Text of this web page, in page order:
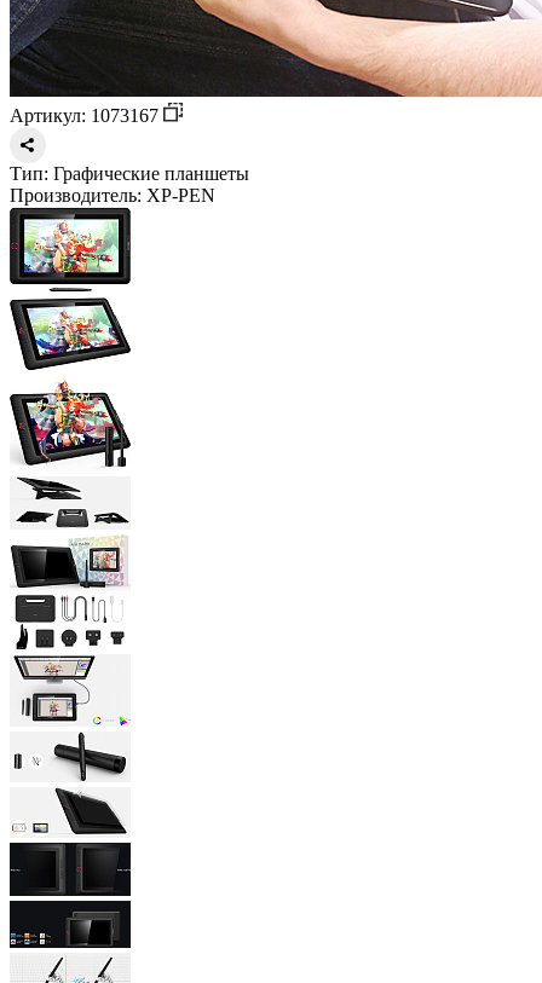
Артикул: 1073167
Тип: Графические планшеты
Производитель: XP-PEN